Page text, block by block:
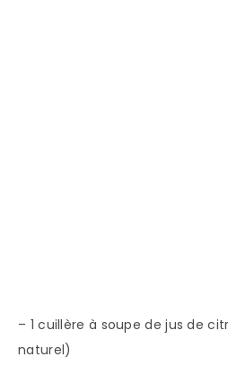
– 1 cuillère à soupe de jus de
naturel)